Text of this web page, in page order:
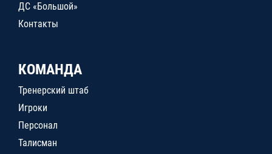
ДС «Большой»
Контакты
КОМАНДА
Тренерский штаб
Игроки
Персонал
Талисман